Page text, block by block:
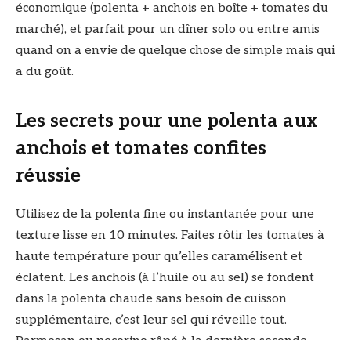
économique (polenta + anchois en boîte + tomates du
marché), et parfait pour un dîner solo ou entre amis
quand on a envie de quelque chose de simple mais qui
a du goût.
Les secrets pour une polenta aux
anchois et tomates confites
réussie
Utilisez de la polenta fine ou instantanée pour une
texture lisse en 10 minutes. Faites rôtir les tomates à
haute température pour qu’elles caramélisent et
éclatent. Les anchois (à l’huile ou au sel) se fondent
dans la polenta chaude sans besoin de cuisson
supplémentaire, c’est leur sel qui réveille tout.